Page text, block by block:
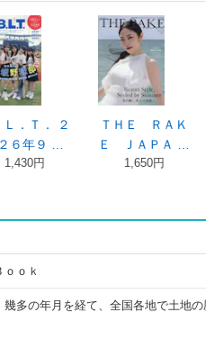
…
ＴＨＥ ＲＡＫ
Ｅ ＪＡＰＡ …
ター
６
ｏｋ
多の年月を経て、全国各地で土地